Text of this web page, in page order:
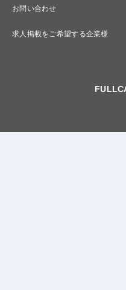
お問い合わせ
求人掲載をご希望する企業様